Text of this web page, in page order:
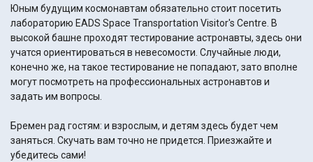
Юным будущим космонавтам обязательно стоит посетить
лабораторию EADS Space Transportation Visitor's Centre. В
высокой башне проходят тестирование астронавты, здесь они
учатся ориентироваться в невесомости. Случайные люди,
конечно же, на такое тестирование не попадают, зато вполне
могут посмотреть на профессиональных астронавтов и
задать им вопросы.
Бремен рад гостям: и взрослым, и детям здесь будет чем
заняться. Скучать вам точно не придется. Приезжайте и
убедитесь сами!